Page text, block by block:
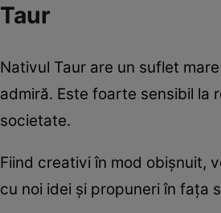
Taur
Nativul Taur are un suflet
admiră. Este foarte sensibil la
societate.
Fiind creativi în mod obișnuit,
cu noi idei și propuneri în fața